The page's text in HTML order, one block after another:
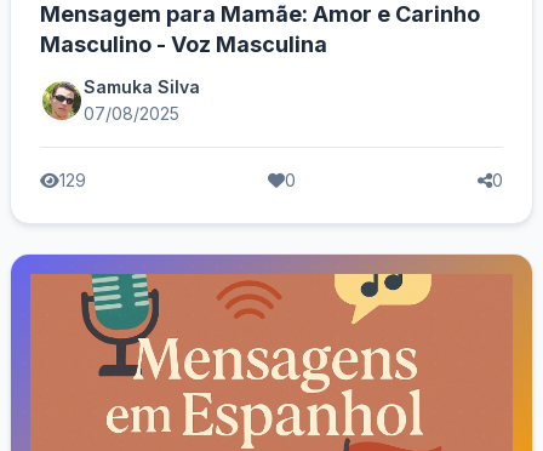
Mensagem para Mamãe: Amor e Carinho
Masculino - Voz Masculina
Samuka Silva
07/08/2025
129 0 0